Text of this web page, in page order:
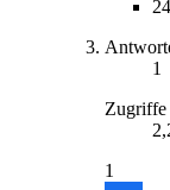
1
Zugriffe
1